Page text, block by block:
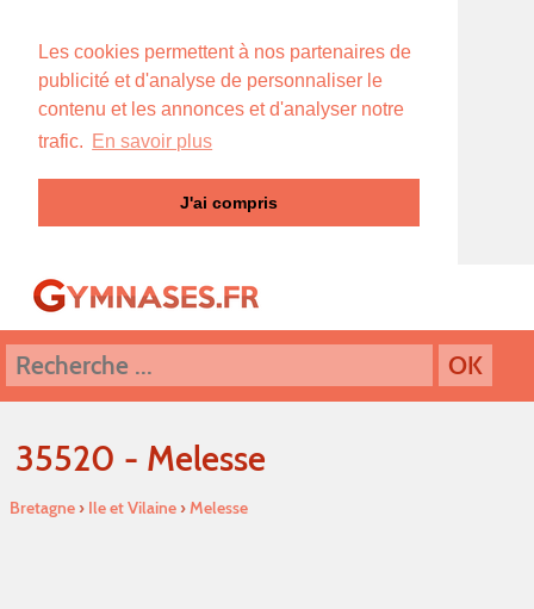
Les cookies permettent à nos partenaires de
publicité et d'analyse de personnaliser le
contenu et les annonces et d'analyser notre
trafic. En savoir plus
J'ai compris
35520 - Melesse
Bretagne› Ile et Vilaine›Melesse